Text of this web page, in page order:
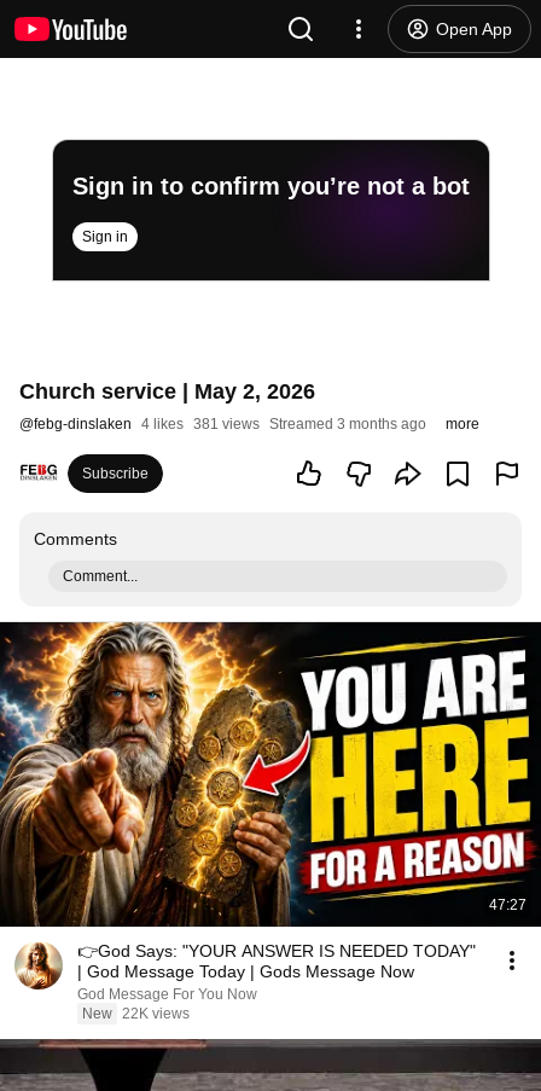
Open App
Sign in to confirm you’re not a bot
Sign in
Church service | May 2, 2026
@febg-dinslaken 4 likes 381 views Streamed 3 months ago more
Subscribe
Comments
Comment...
47:27
👉God Says: "YOUR ANSWER IS NEEDED TODAY"
| God Message Today | Gods Message Now
God Message For You Now
New 22K views